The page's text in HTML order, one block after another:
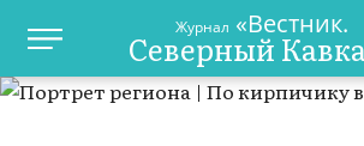
Журнал «Вестник.
Северный